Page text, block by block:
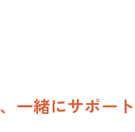
一緒にサポー